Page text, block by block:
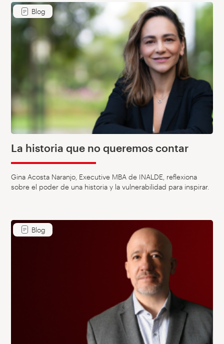
Blog
La historia que no queremos contar
Gina Acosta Naranjo, Executive MBA de INALDE, reflexiona
sobre el poder de una historia y la vulnerabilidad para inspirar.
Blog